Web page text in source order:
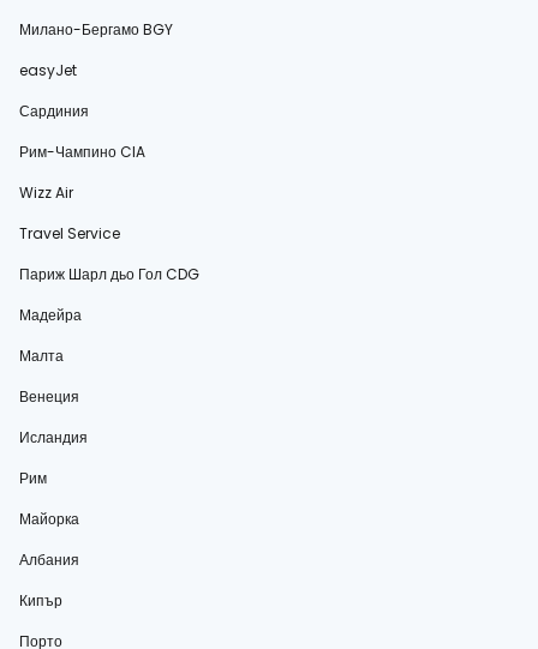
Милано-Бергамо BGY
easyJet
Сардиния
Рим-Чампино CIA
Wizz Air
Travel Service
Париж Шарл дьо Гол CDG
Мадейра
Малта
Венеция
Исландия
Рим
Майорка
Албания
Кипър
Порто